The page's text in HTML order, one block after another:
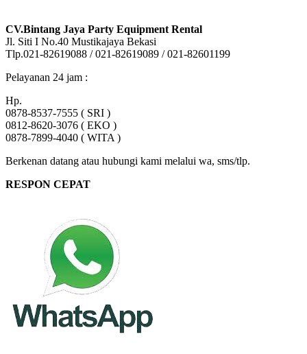
CV.Bintang Jaya Party Equipment Rental
Jl. Siti I No.40 Mustikajaya Bekasi
Tlp.021-82619088 / 021-82619089 / 021-82601199
Pelayanan 24 jam :
Hp.
0878-8537-7555 ( SRI )
0812-8620-3076 ( EKO )
0878-7899-4040 ( WITA )
Berkenan datang atau hubungi kami melalui wa, sms/tlp.
RESPON CEPAT